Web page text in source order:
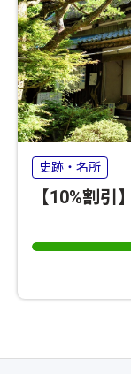
史跡・名所
【10%割